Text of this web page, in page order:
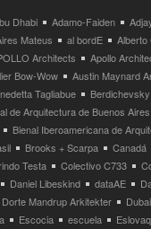
Dhabi Adamo-Faiden
Mateus al bordE
Alberto
Architects
Apollo
Bow-Wow
Austin Maynard
Tagliabue
de Arquitectura de Buenos Aires
Bienal Iberoamericana de
Brooks + Scarpa
Canadá
Testa Colectivo C733
Daniel Libeskind dataAE
Dorte Mandrup Arkitekter
Dubai
Escocia escuela